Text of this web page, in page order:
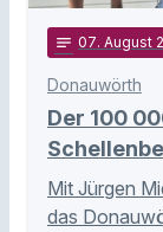
notes 07. August
Donauwörth
Der 100
Mit Jürgen
das